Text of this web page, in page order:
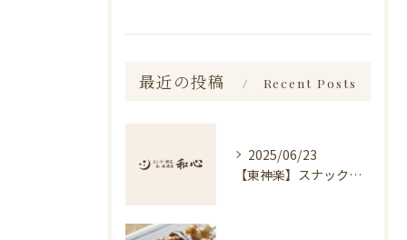
最近の投稿 Recent Posts
2025/06/23
【東神楽】スナック琥珀についてのお知らせ｜ランチ・喫茶＆居酒屋 和心